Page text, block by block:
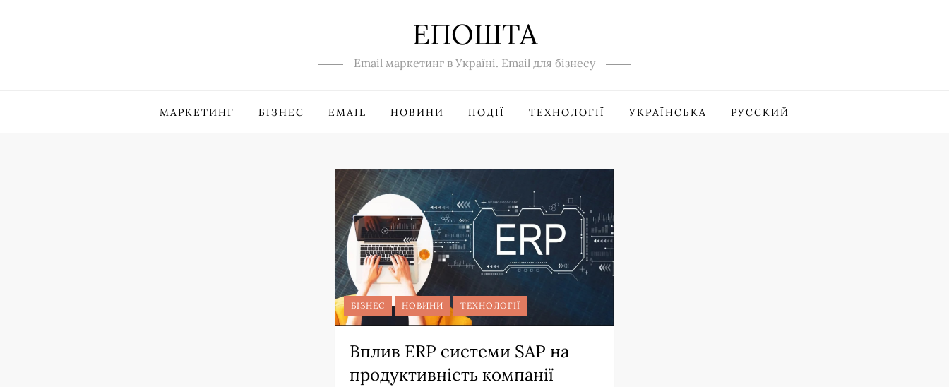
ЕПОШТА
Email маркетинг в Україні. Email для бізнесу
МАРКЕТИНГ БІЗНЕС EMAIL НОВИНИ ПОДІЇ ТЕХНОЛОГІЇ УКРАЇНСЬКА РУССКИЙ
БІЗНЕС НОВИНИ ТЕХНОЛОГІЇ
Вплив ERP системи SAP на
продуктивність компанії